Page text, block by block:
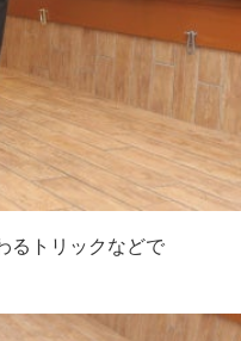
るトリックなどで